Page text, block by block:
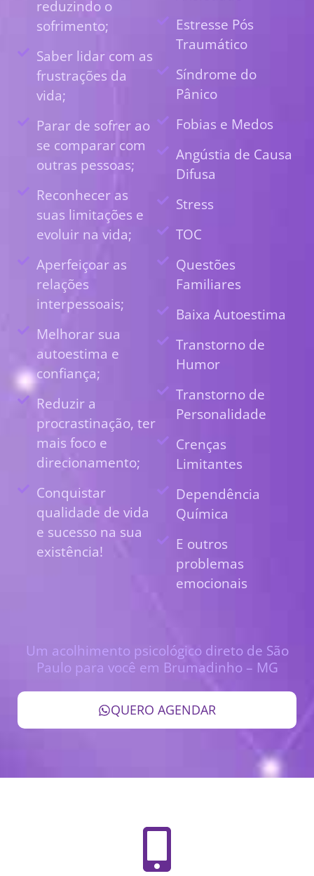
reduzindo o
sofrimento;
Saber lidar com as
frustrações da
vida;
Parar de sofrer ao
se comparar com
outras pessoas;
Reconhecer as
suas limitações e
evoluir na vida;
Aperfeiçoar as
relações
interpessoais;
Melhorar sua
autoestima e
confiança;
Reduzir a
procrastinação, ter
mais foco e
direcionamento;
Conquistar
qualidade de vida
e sucesso na sua
existência!
Estresse Pós
Traumático
Síndrome do
Pânico
Fobias e Medos
Angústia de Causa
Difusa
Stress
TOC
Questões
Familiares
Baixa Autoestima
Transtorno de
Humor
Transtorno de
Personalidade
Crenças
Limitantes
Dependência
Química
E outros
problemas
emocionais
Um acolhimento psicológico direto de São
Paulo para você em Brumadinho – MG
QUERO AGENDAR